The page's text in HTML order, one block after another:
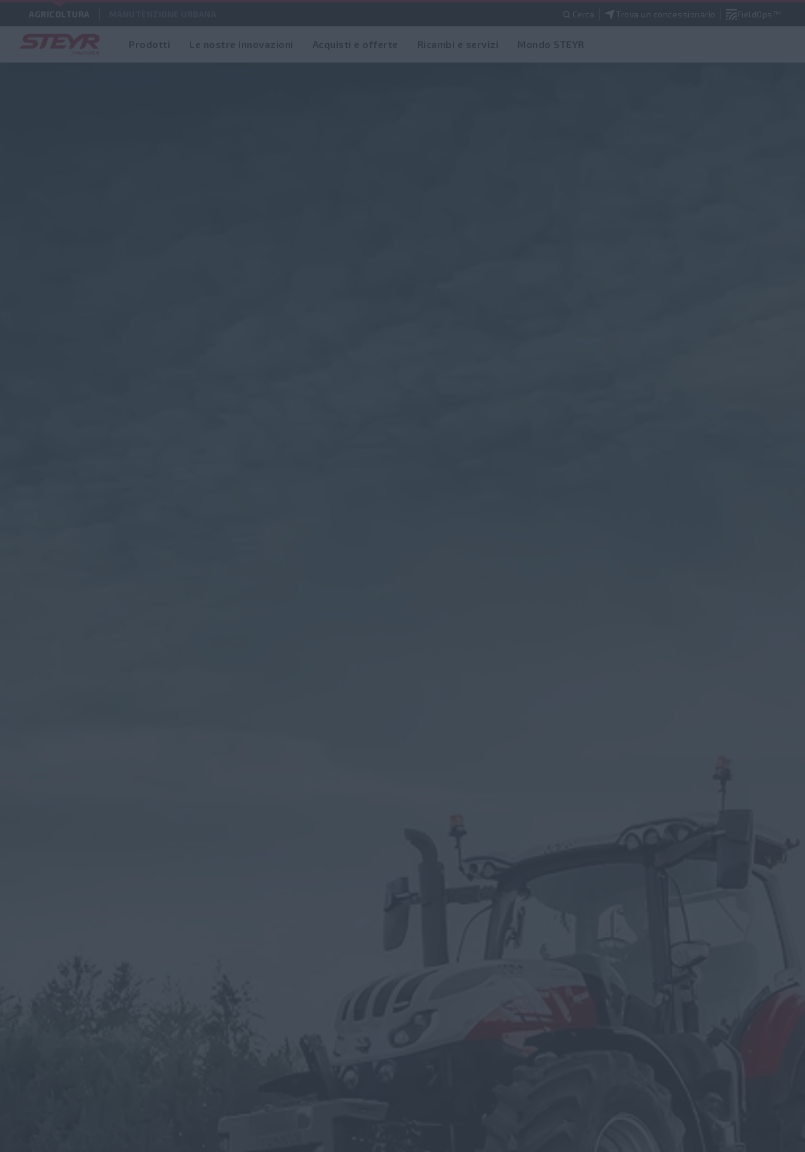
AGRICOLTURA Cerca Trova un concessionario FieldOps™
Prodotti Le nostre innovazioni Acquisti e offerte Ricambi e servizi Mondo STEYR